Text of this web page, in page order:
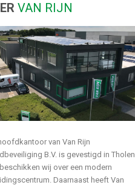
VAN RIJN
van Van Rijn
B.V. is gevestigd in Tholen.
wij over een modern
Daarnaast heeft Van